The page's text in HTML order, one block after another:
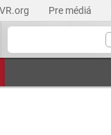
Pre médiá